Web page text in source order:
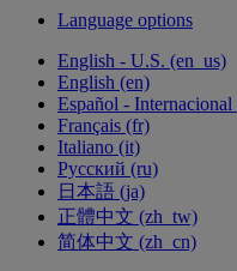
Language options
English - U.S. ‎(en_us)‎
English ‎(en)‎
Español - Internacional
Français ‎(fr)‎
Italiano ‎(it)‎
Русский ‎(ru)‎
日本語 ‎(ja)‎
正體中文 ‎(zh_tw)‎
简体中文 ‎(zh_cn)‎